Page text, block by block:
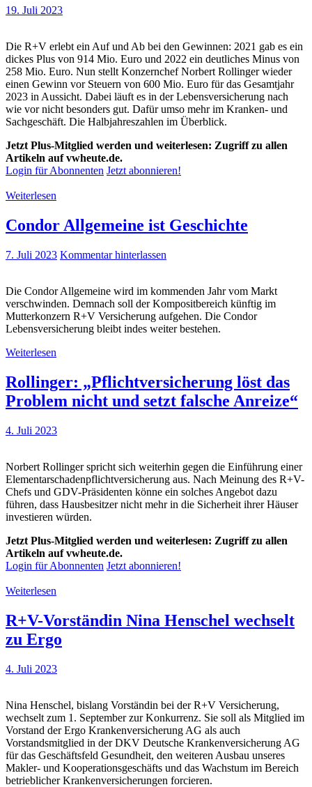
19. Juli 2023
Die R+V erlebt ein Auf und Ab bei den Gewinnen: 2021 gab es ein
dickes Plus von 914 Mio. Euro und 2022 ein deutliches Minus von
258 Mio. Euro. Nun stellt Konzernchef Norbert Rollinger wieder
einen Gewinn vor Steuern von 600 Mio. Euro für das Gesamtjahr
2023 in Aussicht. Dabei läuft es in der Lebensversicherung nach
wie vor nicht besonders gut. Dafür umso mehr im Kranken- und
Sachgeschäft. Die Halbjahreszahlen im Überblick.
Jetzt Plus-Mitglied werden und weiterlesen: Zugriff zu allen
Artikeln auf vwheute.de.
Login für Abonnenten Jetzt abonnieren!
Weiterlesen
Condor Allgemeine ist Geschichte
7. Juli 2023 Kommentar hinterlassen
Die Condor Allgemeine wird im kommenden Jahr vom Markt
verschwinden. Demnach soll der Kompositbereich künftig im
Mutterkonzern R+V Versicherung aufgehen. Die Condor
Lebensversicherung bleibt indes weiter bestehen.
Weiterlesen
Rollinger: „Pflichtversicherung löst das
Problem nicht und setzt falsche Anreize“
4. Juli 2023
Norbert Rollinger spricht sich weiterhin gegen die Einführung einer
Elementarschadenpflichtversicherung aus. Nach Meinung des R+V-
Chefs und GDV-Präsidenten könne ein solches Angebot dazu
führen, dass Hausbesitzer nicht mehr in die Sicherheit ihrer Häuser
investieren würden.
Jetzt Plus-Mitglied werden und weiterlesen: Zugriff zu allen
Artikeln auf vwheute.de.
Login für Abonnenten Jetzt abonnieren!
Weiterlesen
R+V-Vorständin Nina Henschel wechselt
zu Ergo
4. Juli 2023
Nina Henschel, bislang Vorständin bei der R+V Versicherung,
wechselt zum 1. September zur Konkurrenz. Sie soll als Mitglied im
Vorstand der Ergo Krankenversicherung AG als auch
Vorstandsmitglied in der DKV Deutsche Krankenversicherung AG
für das Geschäftsfeld Gesundheit, den weiteren Ausbau unseres
Makler- und Kooperationsgeschäfts und das Wachstum im Bereich
betrieblicher Krankenversicherungen forcieren.